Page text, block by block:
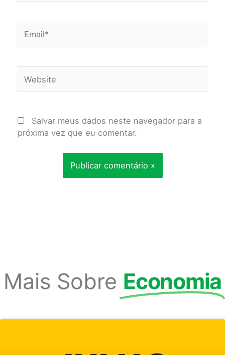
Salvar meus dados neste navegador para a
próxima vez que eu comentar.
Mais Sobre Economia